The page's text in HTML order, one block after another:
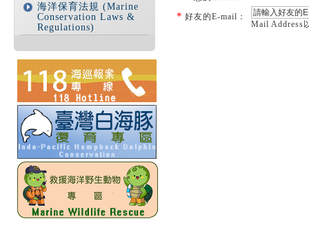
海洋保育法規 (Marine
Conservation Laws &
Regulations)
* 好友的E-mail：
Mail Address